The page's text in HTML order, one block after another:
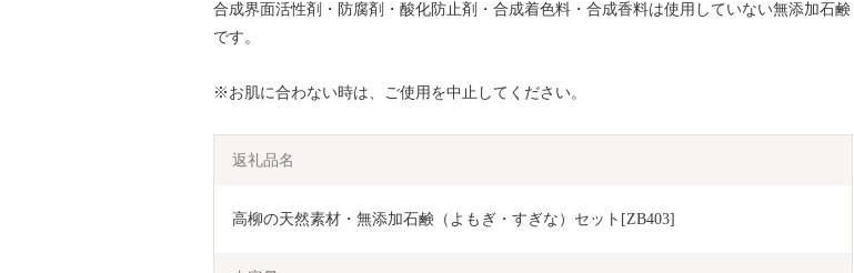
合成界面活性剤・防腐剤・酸化防止剤・合成着色料・合成香料は使用していない無添加石鹸
です。
※お肌に合わない時は、ご使用を中止してください。
返礼品名
高柳の天然素材・無添加石鹸（よもぎ・すぎな）セット[ZB403]